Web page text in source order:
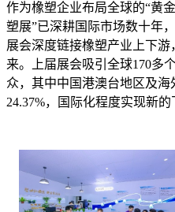
作为橡塑企业布局全球的“黄
塑展”已深耕国际市场数十年
展会深度链接橡塑产业上下
来。上届展会吸引全球170多
众，其中中国港澳台地区及海
24.37%，国际化程度实现新的